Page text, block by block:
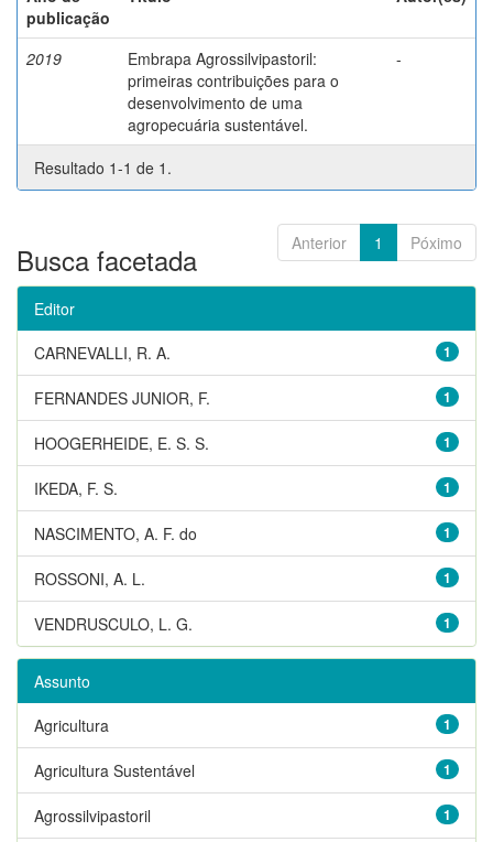
publicação
2019
Embrapa Agrossilvipastoril:
primeiras contribuições para o
desenvolvimento de uma
agropecuária sustentável.
-
Resultado 1-1 de 1.
Anterior 1 Póximo
Busca facetada
Editor
1
CARNEVALLI, R. A.
1
FERNANDES JUNIOR, F.
1
HOOGERHEIDE, E. S. S.
1
IKEDA, F. S.
1
NASCIMENTO, A. F. do
1
ROSSONI, A. L.
1
VENDRUSCULO, L. G.
Assunto
1
Agricultura
1
Agricultura Sustentável
1
Agrossilvipastoril